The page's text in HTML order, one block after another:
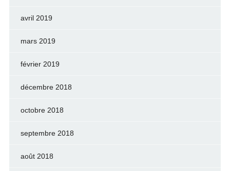
avril 2019
mars 2019
février 2019
décembre 2018
octobre 2018
septembre 2018
août 2018